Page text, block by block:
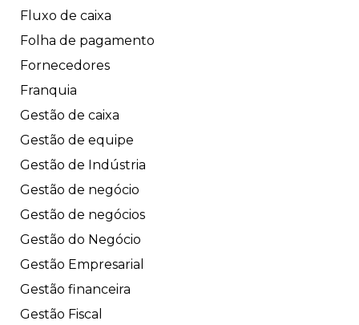
Fluxo de caixa
Folha de pagamento
Fornecedores
Franquia
Gestão de caixa
Gestão de equipe
Gestão de Indústria
Gestão de negócio
Gestão de negócios
Gestão do Negócio
Gestão Empresarial
Gestão financeira
Gestão Fiscal